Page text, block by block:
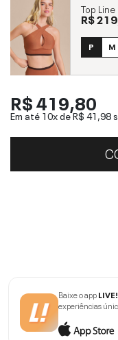
Top
R$
P M
R$ 419,80
Em até 10x deR$ 41,98
Baixe o app
experiências